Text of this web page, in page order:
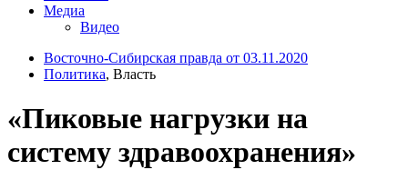
Медиа
Видео
Восточно-Сибирская правда от 03.11.2020
Политика, Власть
«Пиковые нагрузки на
систему здравоохранения»